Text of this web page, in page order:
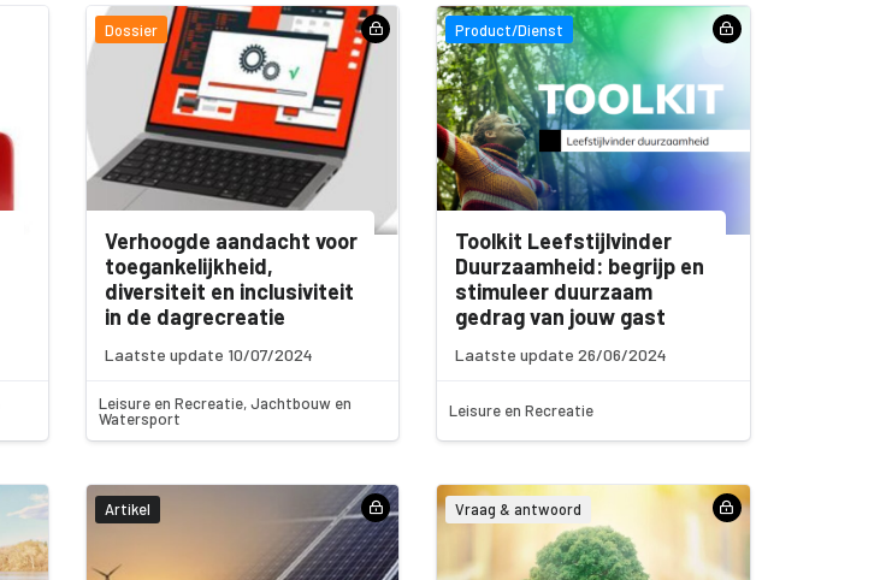
Dossier
Verhoogde aandacht voor
toegankelijkheid,
diversiteit en inclusiviteit
in de dagrecreatie
Laatste update 10/07/2024
Leisure en Recreatie, Jachtbouw en
Watersport
Product/Dienst
Toolkit Leefstijlvinder
Duurzaamheid: begrijp en
stimuleer duurzaam
gedrag van jouw gast
Laatste update 26/06/2024
Leisure en Recreatie
Artikel Vraag & antwoord